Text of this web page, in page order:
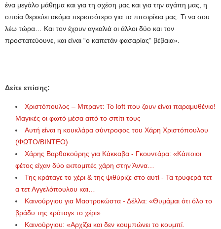
ένα μεγάλο μάθημα και για τη σχέση μας και για την αγάπη μας, η
οποία θεριεύει ακόμα περισσότερο για τα πιτσιρίκια μας. Τι να σου
λέω τώρα… Και τον έχουν αγκαλιά οι άλλοι δύο και τον
προστατεύουνε, και είναι “ο καπετάν φασαρίας” βέβαια».
Δείτε επίσης:
Χριστόπουλος – Μπραντ: Το loft που ζουν είναι παραμυθένιο!
Μαγικές οι φωτό μέσα από το σπίτι τους
Αυτή είναι η κουκλάρα σύντροφος του Χάρη Χριστόπουλου
(ΦΩΤΟ/ΒΙΝΤΕΟ)
Χάρης Βαρθακούρης για Κάκκαβα - Γκουντάρα: «Κάποιοι
φέτος είχαν δύο εκπομπές χάρη στην Άννα…
Της κράταγε το χέρι & της ψιθύριζε στο αυτί - Τα τρυφερά τετ
α τετ Αγγελόπουλου και…
Καινούργιου για Μαστροκώστα - Δέλλα: «Θυμάμαι ότι όλο το
βράδυ της κράταγε το χέρι»
Καινούργιου: «Αρχίζει και δεν κουμπώνει το κουμπί.